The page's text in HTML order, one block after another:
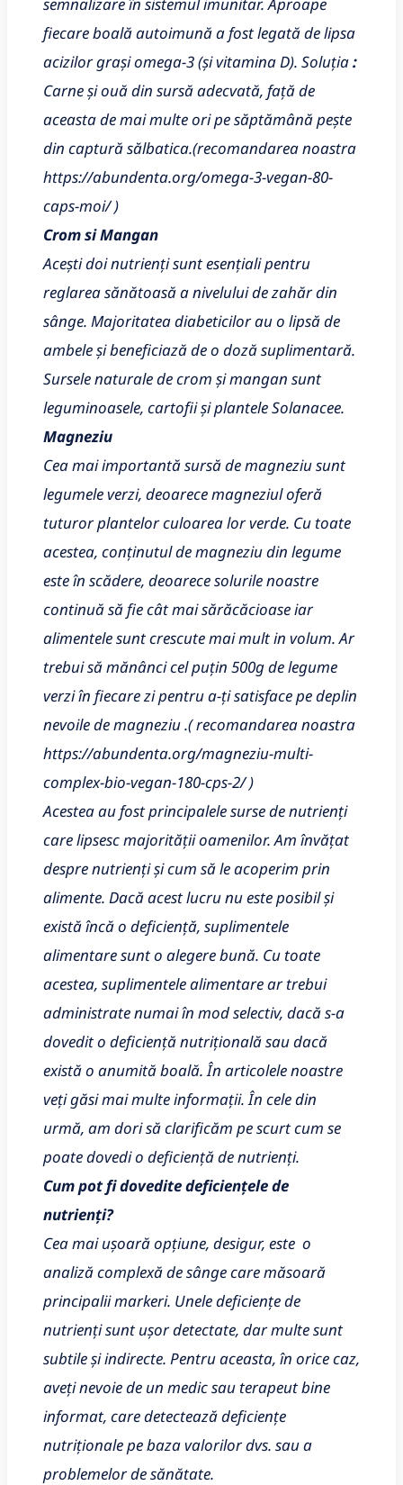
semnalizare în sistemul imunitar. Aproape
fiecare boală autoimună a fost legată de lipsa
acizilor grași omega-3 (și vitamina D). Soluția:
Carne și ouă din sursă adecvată, față de
aceasta de mai multe ori pe săptămână pește
din captură sălbatica.(recomandarea noastra
https://abundenta.org/omega-3-vegan-80-
caps-moi/ )
Crom si Mangan
Acești doi nutrienți sunt esențiali pentru
reglarea sănătoasă a nivelului de zahăr din
sânge. Majoritatea diabeticilor au o lipsă de
ambele și beneficiază de o doză suplimentară.
Sursele naturale de crom și mangan sunt
leguminoasele, cartofii și plantele Solanacee.
Magneziu
Cea mai importantă sursă de magneziu sunt
legumele verzi, deoarece magneziul oferă
tuturor plantelor culoarea lor verde. Cu toate
acestea, conținutul de magneziu din legume
este în scădere, deoarece solurile noastre
continuă să fie cât mai sărăcăcioase iar
alimentele sunt crescute mai mult in volum. Ar
trebui să mănânci cel puțin 500g de legume
verzi în fiecare zi pentru a-ți satisface pe deplin
nevoile de magneziu .( recomandarea noastra
https://abundenta.org/magneziu-multi-
complex-bio-vegan-180-cps-2/ )
Acestea au fost principalele surse de nutrienți
care lipsesc majorității oamenilor. Am învățat
despre nutrienți și cum să le acoperim prin
alimente. Dacă acest lucru nu este posibil și
există încă o deficiență, suplimentele
alimentare sunt o alegere bună. Cu toate
acestea, suplimentele alimentare ar trebui
administrate numai în mod selectiv, dacă s-a
dovedit o deficiență nutrițională sau dacă
există o anumită boală. În articolele noastre
veți găsi mai multe informații. În cele din
urmă, am dori să clarificăm pe scurt cum se
poate dovedi o deficiență de nutrienți.
Cum pot fi dovedite deficiențele de
nutrienți?
Cea mai ușoară opțiune, desigur, este o
analiză complexă de sânge care măsoară
principalii markeri. Unele deficiențe de
nutrienți sunt ușor detectate, dar multe sunt
subtile și indirecte. Pentru aceasta, în orice caz,
aveți nevoie de un medic sau terapeut bine
informat, care detectează deficiențe
nutriționale pe baza valorilor dvs. sau a
problemelor de sănătate.